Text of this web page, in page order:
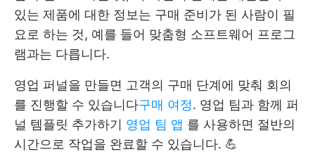
있는 제품에 대한 정보는 구매 준비가 된 사람이 필
요로 하는 것, 예를 들어 맞춤형 소프트웨어 프로그
램과는 다릅니다.
영업 퍼널을 만들면 고객의 구매 단계에 맞춰 회의
를 진행할 수 있습니다구매 여정. 영업 팀과 함께 퍼
널 템플릿 추가하기 영업 팀 앱 를 사용하면 절반의
시간으로 작업을 완료할 수 있습니다. 💪